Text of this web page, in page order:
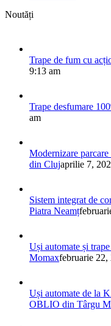
Noutăți
Trape de fum cu
9:13 am
Trape desfumare
am
Modernizare parcare
din Clujaprilie 7,
Sistem integrat de
Piatra Neamț
Uși automate și
Momaxfebruarie 22,
Uși automate de la
OBLIO din Târgu